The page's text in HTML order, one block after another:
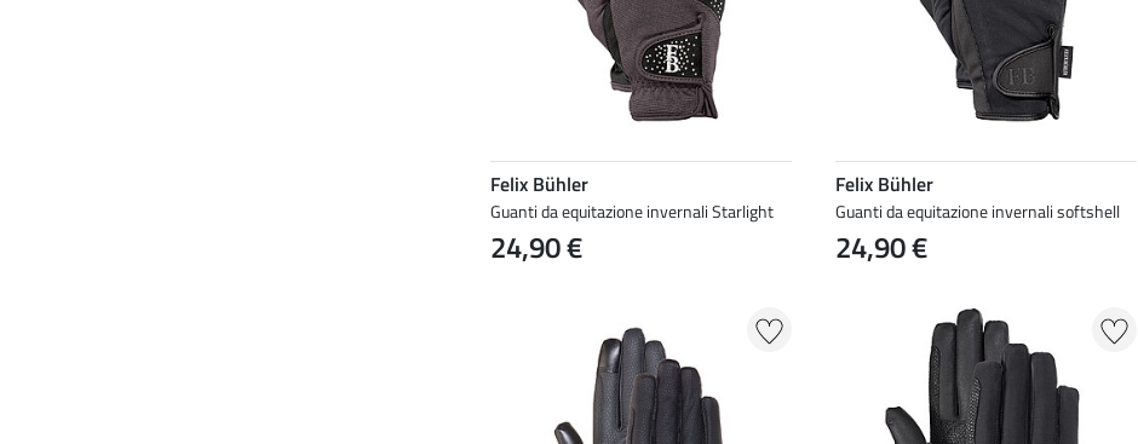
Felix Bühler
Guanti da equitazione invernali Starlight
24,90 €
Felix Bühler
Guanti da equitazione invernali softshell
24,90 €